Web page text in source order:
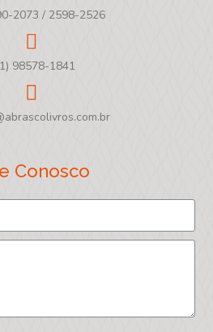
2073 / 2598-2526
98578-1841
Conosco